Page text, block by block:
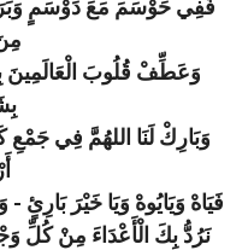
فَفِي حَوْسَمَ مَعَ دَوْسَمٍ
وَعَطِّفْ قُلُوبَ الْعَالَمِينَ
وَبَارِكْ لَنَا اللهُمَّ فِي
فَيَاهْ وَيَايُوهْ وَيَا خَيْرَ بَارِئٍ
نَرُدُّ بِكَ الْأَعْدَاءَ مِنْ كُلِّ